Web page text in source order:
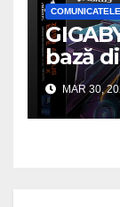
bază
MAR 30,